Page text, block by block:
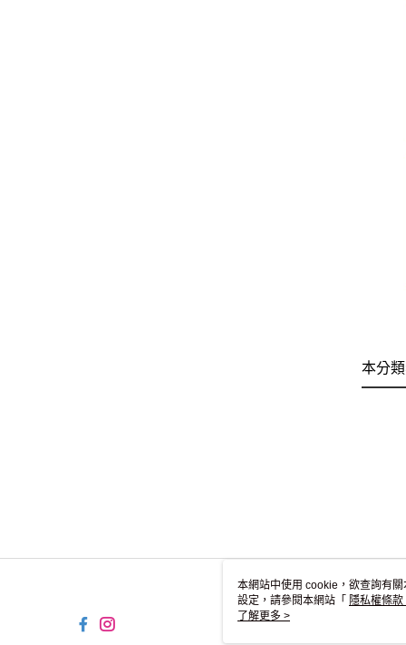
本分
本網站中使用 cookie，欲查詢有
設定，請參閱本網站「 隱私權條款
使用 cookie。
了解更多 >